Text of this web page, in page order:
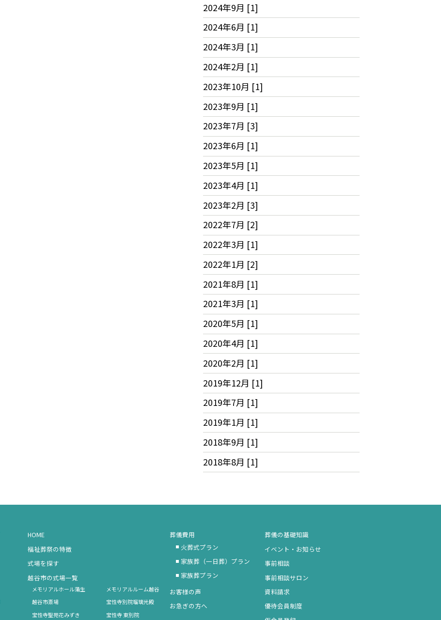
2024年9月 [1]
2024年6月 [1]
2024年3月 [1]
2024年2月 [1]
2023年10月 [1]
2023年9月 [1]
2023年7月 [3]
2023年6月 [1]
2023年5月 [1]
2023年4月 [1]
2023年2月 [3]
2022年7月 [2]
2022年3月 [1]
2022年1月 [2]
2021年8月 [1]
2021年3月 [1]
2020年5月 [1]
2020年4月 [1]
2020年2月 [1]
2019年12月 [1]
2019年7月 [1]
2019年1月 [1]
2018年9月 [1]
2018年8月 [1]
HOME
福祉葬祭の特徴
式場を探す
越谷市の式場一覧
メモリアルホール蒲生
メモリアルルーム越谷
越谷市斎場
宝性寺別院瑠璃光殿
宝性寺聖苑花みずき
宝性寺 東別院
葬儀費用
火葬式プラン
家族葬（一日葬）プラン
家族葬プラン
お客様の声
お急ぎの方へ
葬儀の基礎知識
イベント・お知らせ
事前相談
事前相談サロン
資料請求
優待会員制度